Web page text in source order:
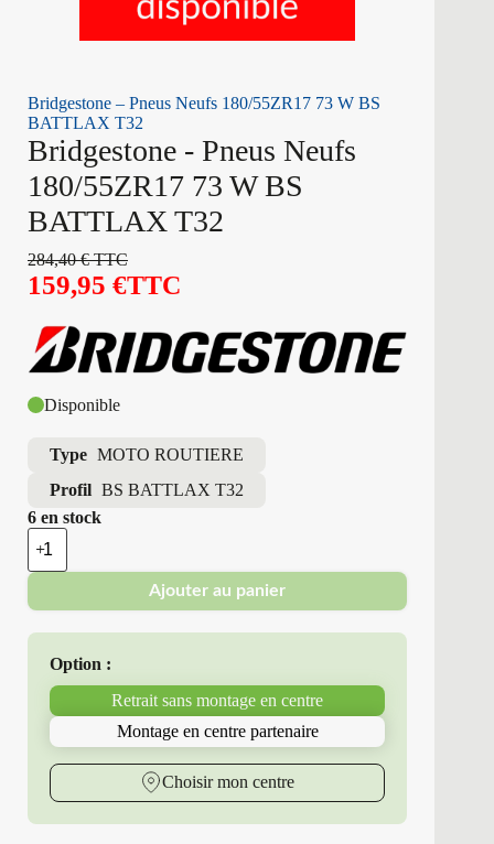
Bridgestone – Pneus Neufs 180/55ZR17 73 W BS
BATTLAX T32
Bridgestone - Pneus Neufs
180/55ZR17 73 W BS
BATTLAX T32
284,40€TTC
159,95 €TTC
Disponible
Type MOTO ROUTIERE
Profil BS BATTLAX T32
6 en stock
quantité
de
Bridgestone
Pneus
Neufs
BATTLAX
T32
Ajouter au panier
Option :
Retrait sans montage en centre
Montage en centre partenaire
Choisir mon centre